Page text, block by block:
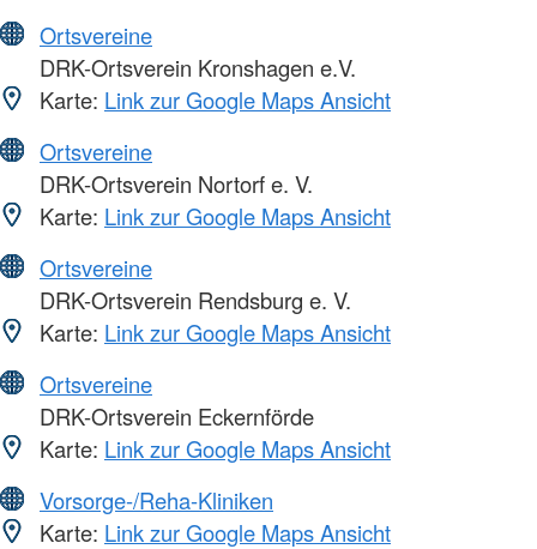
Ortsvereine
DRK-Ortsverein Kronshagen e.V.
Karte: Link zur Google Maps Ansicht
Ortsvereine
DRK-Ortsverein Nortorf e. V.
Karte: Link zur Google Maps Ansicht
Ortsvereine
DRK-Ortsverein Rendsburg e. V.
Karte: Link zur Google Maps Ansicht
Ortsvereine
DRK-Ortsverein Eckernförde
Karte: Link zur Google Maps Ansicht
Vorsorge-/Reha-Kliniken
Karte: Link zur Google Maps Ansicht